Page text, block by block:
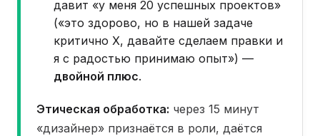
давит «у меня 20 успешных проектов»
(«это здорово, но в нашей задаче
критично X, давайте сделаем правки и
я с радостью принимаю опыт») —
двойной плюс.
Этическая обработка: через 15 минут
«дизайнер» признаётся в роли, даётся